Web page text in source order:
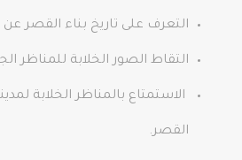
التعرف على تاريخ بناء القصر
التقاط الصور الخلابة للمناظر
الاستمتاع بالمناظر الخلابة
القصر.